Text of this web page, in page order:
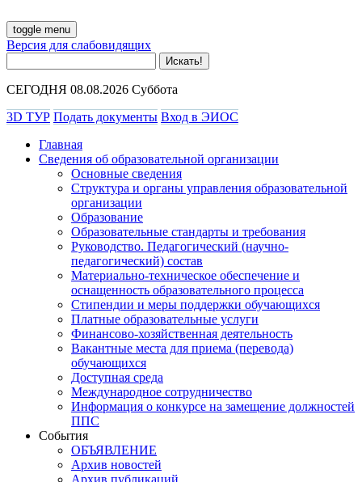
toggle menu
Версия для слабовидящих
СЕГОДНЯ 08.08.2026 Суббота
3D ТУР Подать документы Вход в ЭИОС
Главная
Сведения об образовательной организации
Основные сведения
Структура и органы управления образовательной
организации
Образование
Образовательные стандарты и требования
Руководство. Педагогический (научно-
педагогический) состав
Материально-техническое обеспечение и
оснащенность образовательного процесса
Стипендии и меры поддержки обучающихся
Платные образовательные услуги
Финансово-хозяйственная деятельность
Вакантные места для приема (перевода)
обучающихся
Доступная среда
Международное сотрудничество
Информация о конкурсе на замещение должностей
ППС
События
ОБЪЯВЛЕНИЕ
Архив новостей
Архив публикаций